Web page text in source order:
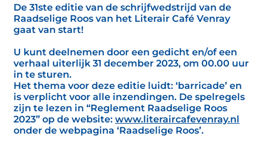
De 31ste editie van de schrijfwedstrijd van de
Raadselige Roos van het Literair Café Venray
gaat van start!
U kunt deelnemen door een gedicht en/of een
verhaal uiterlijk 31 december 2023, om 00.00 uur
in te sturen.
Het thema voor deze editie luidt: ‘barricade’ en
is verplicht voor alle inzendingen. De spelregels
zijn te lezen in “Reglement Raadselige Roos
2023” op de website: www.literaircafevenray.nl
onder de webpagina ‘Raadselige Roos’.